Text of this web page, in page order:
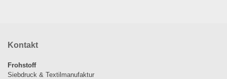
Kontakt
Frohstoff
Siebdruck & Textilmanufaktur